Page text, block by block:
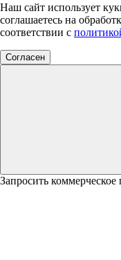
Наш сайт использует
соглашаетесь на
соответствии с
Согласен
Запросить